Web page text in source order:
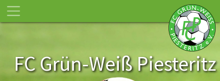
FC Grün-Weiß Piesteritz